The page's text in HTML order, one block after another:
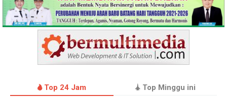
Top 24 Jam Top Minggu ini